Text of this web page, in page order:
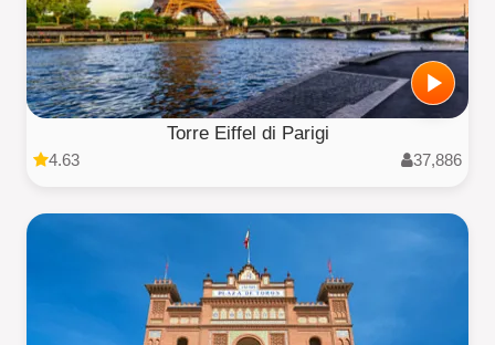
Torre Eiffel di Parigi
4.63 37,886